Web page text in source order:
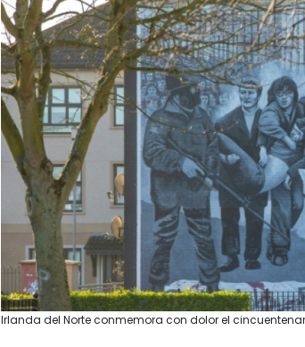
Irlanda del Norte conmemora con dolor el